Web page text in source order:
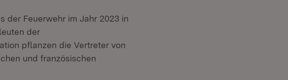
der Feuerwehr im Jahr 2023 in
der
pflanzen die Vertreter von
und französischen